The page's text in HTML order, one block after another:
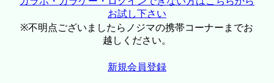
お試し下さい
※不明点ございましたらノジマの携帯コーナーまでお
越しください。
新規会員登録